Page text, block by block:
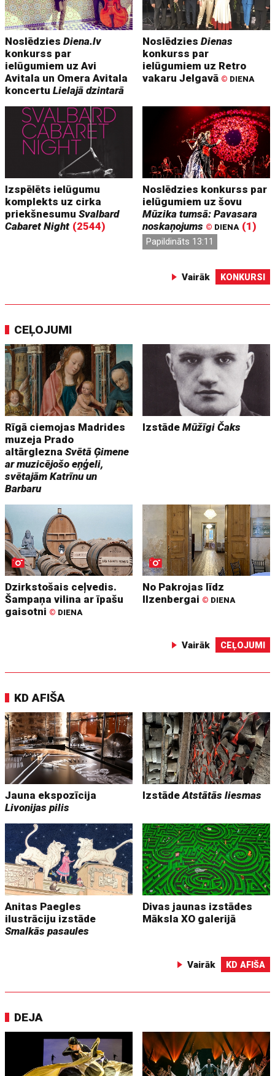
NoslēdziesDiena.lv
konkurss par
ielūgumiem uz Avi
Avitala un Omera Avitala
koncertuLielajā dzintarā
NoslēdziesDienas
konkurss par
ielūgumiem uz Retro
vakaru Jelgavā © DIENA
Izspēlēts ielūgumu
komplekts uz cirka
priekšnesumuSvalbard
Cabaret Night (2544)
Noslēdzies konkurss par
ielūgumiem uz šovu
Mūzika tumsā: Pavasara
noskaņojums © DIENA (1)
Papildināts 13:11
Vairāk KONKURSI
CEĻOJUMI
Rīgā ciemojas Madrides
muzeja Prado
altārgleznaSvētā Ģimene
ar muzicējošo eņģeli,
svētajām Katrīnu un
Barbaru
IzstādeMūžīgi Čaks
Dzirkstošais ceļvedis.
Šampaņa vilina ar īpašu
gaisotni © DIENA
No Pakrojas līdz
Ilzenbergai © DIENA
Vairāk CEĻOJUMI
KD AFIŠA
Jauna ekspozīcija
Livonijas pilis
IzstādeAtstātās liesmas
Anitas Paegles
ilustrāciju izstāde
Smalkās pasaules
Divas jaunas izstādes
Māksla XO galerijā
Vairāk KD AFIŠA
DEJA